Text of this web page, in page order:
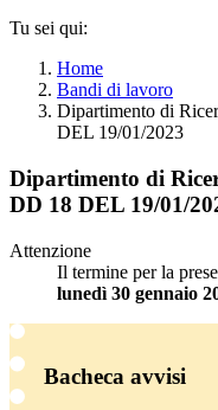
Tu sei qui:
Home
Bandi di lavoro
Dipartimento di
DEL 19/01/2023
Dipartimento di
DD 18 DEL 19/01/
Attenzione
Il termine per la
lunedì 30 gennaio
Bacheca avvisi